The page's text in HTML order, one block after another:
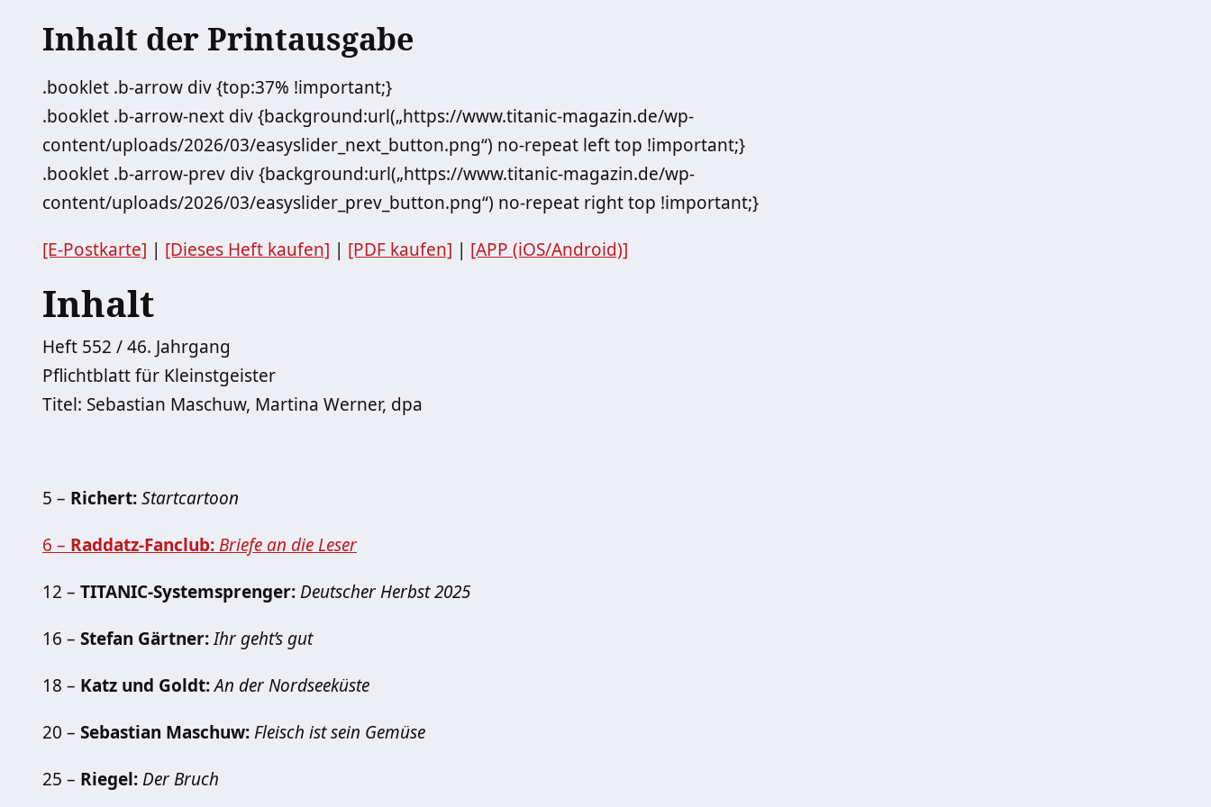
Inhalt der Printausgabe
.booklet .b-arrow div {top:37% !important;}
.booklet .b-arrow-next div {background:url(„https://www.titanic-magazin.de/wp-
content/uploads/2026/03/easyslider_next_button.png“) no-repeat left top !important;}
.booklet .b-arrow-prev div {background:url(„https://www.titanic-magazin.de/wp-
content/uploads/2026/03/easyslider_prev_button.png“) no-repeat right top !important;}
[E-Postkarte] | [Dieses Heft kaufen] | [PDF kaufen] | [APP (iOS/Android)]
Inhalt
Heft 552 / 46. Jahrgang
Pflichtblatt für Kleinstgeister
Titel: Sebastian Maschuw, Martina Werner, dpa
5 – Richert:Startcartoon
6 – Raddatz-Fanclub:Briefe an die Leser
12 – TITANIC-Systemsprenger:Deutscher Herbst 2025
16 – Stefan Gärtner:Ihr geht’s gut
18 – Katz und Goldt:An der Nordseeküste
20 – Sebastian Maschuw:Fleisch ist sein Gemüse
25 – Riegel:Der Bruch